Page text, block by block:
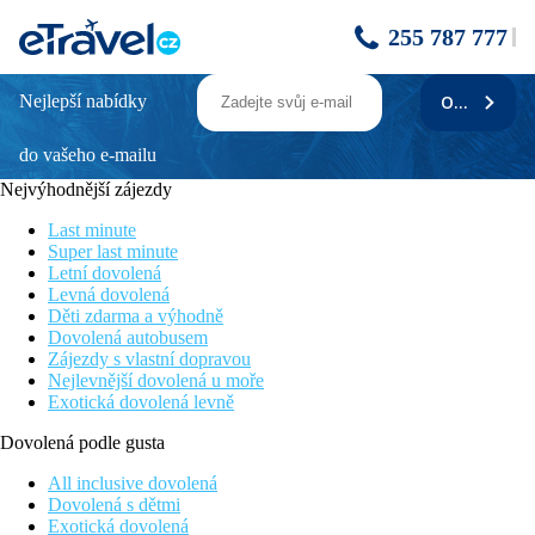
255 787 777
DEPANDANCE MAJA - Aqua - Vital pobyt
- Lúčky
Popis
Charakter okolí a nadmořská výška 621 m zařazují Lúčky do
klimatické oblasti tatranských horských pásem. Léčí se zde
především
ženské nemoci a poruchy plodnosti. Hosté jsou ubytováni
v léčebných
domech Choč (zde se všichni hosté stravují), Liptov a
připojených
objektech. V LD Choč je kavárna, kinosál, knihovna, sál s TV a
květinářství se suvenýry. Pořádají se zde výlety do Vysokých
Tater,
Demänovských jeskyní, Oravského Podzámku a na Oravskou
přehradu popř. do
Bešenové (cca 5 km). Součástí AQUA – VITAL Parkje
venkovní rekreační
Nejlepší nabídky
do vašeho e-mailu
ODEBÍRAT
Nejvýhodnější zájezdy
Last minute
Super last minute
Letní dovolená
Levná dovolená
Děti zdarma a výhodně
Dovolená autobusem
Zájezdy s vlastní dopravou
Nejlevnější dovolená u moře
Exotická dovolená levně
Dovolená podle gusta
All inclusive dovolená
Dovolená s dětmi
Exotická dovolená